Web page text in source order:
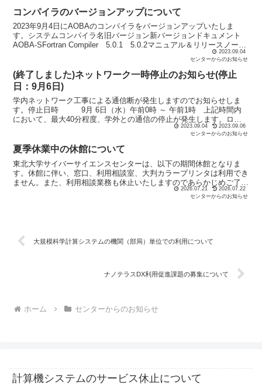
コンパイラのバージョンアップについて
2023年9月4日にAOBAのコンパイラをバージョンアップいたしま
す。システムコンパイラ名旧バージョン新バージョンドキュメント
AOBA-SFortran Compiler 5.0.1 5.0.2マニュアル＆リリースノート
2023.09.04
センターからのお知らせ
(終了しました)ネットワーク一時停止のお知らせ(停止
日：9月6日)
学内ネットワーク工事による通信断が発生しますのでお知らせしま
す。停止日時 9月 6日（水）午前0時 ～ 午前1時 上記時間内
において、最大40分程度、学外との通信の停止が発生します。ログ
イン中のセッションは切断されますが、バッチジョブは...
2023.09.04
2023.09.06
センターからのお知らせ
夏季休業中の休館について
東北大学サイバーサイエンスセンターは、以下の期間休館となりま
す。休館に伴い、窓口、利用相談室、大判カラープリンタは利用でき
ません。また、利用相談業務も休止いたしますのであらかじめご了承
ください。ただしこの期間中、スーパーコンピュータAOBA...
2026.07.21
2026.07.22
センターからのお知らせ
大規模科学計算システムの機関（部局）単位での利用について
ナノテラスDX利用促進課題の募集について
ホーム センターからのお知らせ
計算機システムのサービス休止について